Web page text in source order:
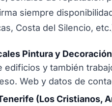
siempre
Costa del Silencio,
Pintura y
edificios y también
Web y datos de
(Los Cristianos,